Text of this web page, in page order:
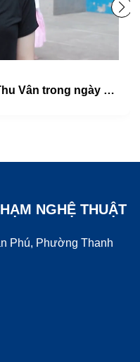
Lời chia sẻ từ thí sinh Trịnh Thu Vân trong ngày đến làm thủ tục dự thi năng khiếu
NGHỆ THUẬT
Phú, Phường Thanh